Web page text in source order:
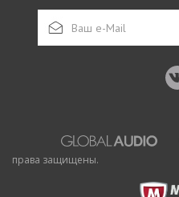
права защищены.